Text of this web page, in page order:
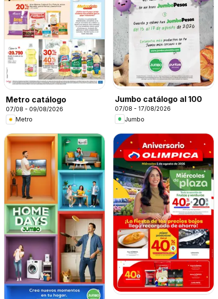
Metro catálogo
07/08 - 09/08/2026
Metro
Jumbo catálogo al 100
07/08 - 17/08/2026
Jumbo